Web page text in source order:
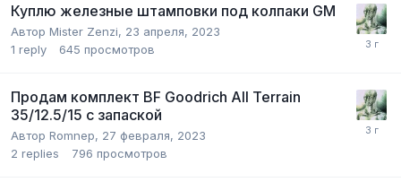
Куплю железные штамповки под колпаки GM
Автор Mister Zenzi, 23 апреля, 2023
1 reply 645 просмотров
Продам комплект BF Goodrich All Terrain
35/12.5/15 с запаской
Автор Romnep, 27 февраля, 2023
2 replies 796 просмотров